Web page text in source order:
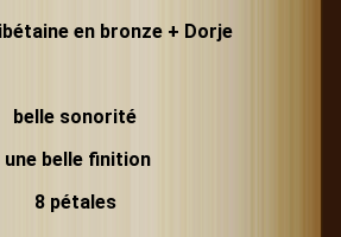
en bronze + Dorje
belle sonorité
une belle finition
8 pétales